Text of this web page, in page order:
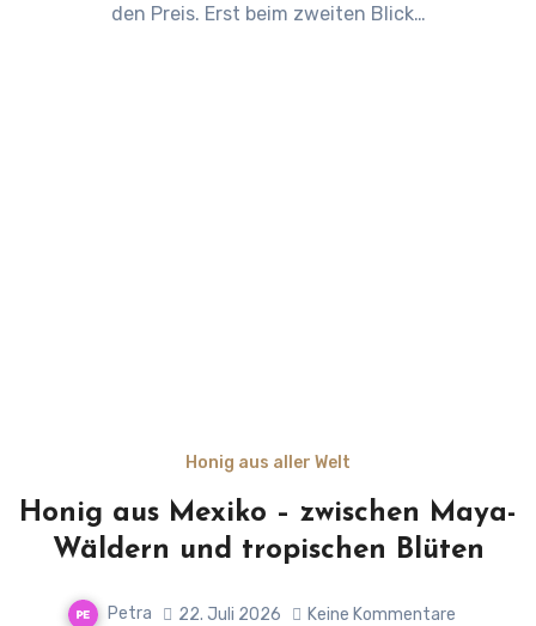
den Preis. Erst beim zweiten Blick…
Honig aus aller Welt
Honig aus Mexiko – zwischen Maya-
Wäldern und tropischen Blüten
Petra 22. Juli 2026 Keine Kommentare